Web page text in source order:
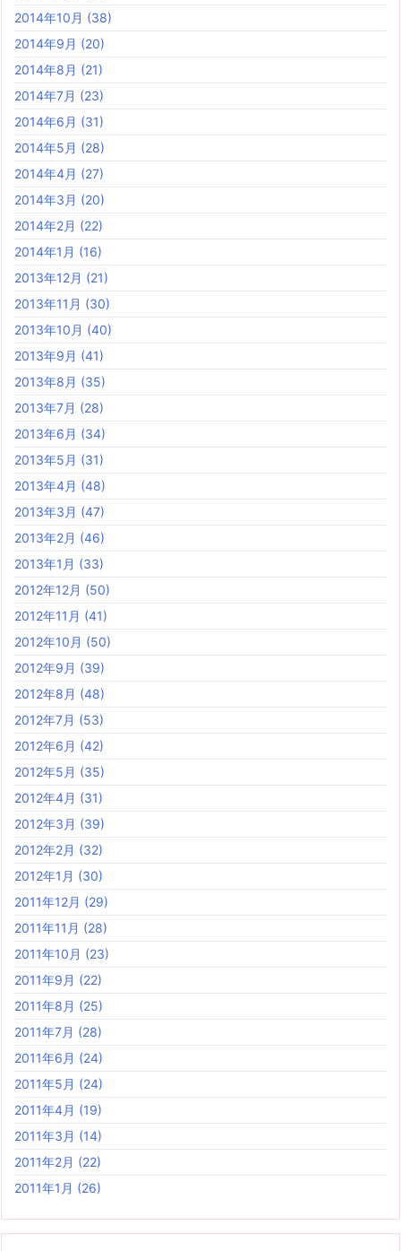
2014年10月 (38)
2014年9月 (20)
2014年8月 (21)
2014年7月 (23)
2014年6月 (31)
2014年5月 (28)
2014年4月 (27)
2014年3月 (20)
2014年2月 (22)
2014年1月 (16)
2013年12月 (21)
2013年11月 (30)
2013年10月 (40)
2013年9月 (41)
2013年8月 (35)
2013年7月 (28)
2013年6月 (34)
2013年5月 (31)
2013年4月 (48)
2013年3月 (47)
2013年2月 (46)
2013年1月 (33)
2012年12月 (50)
2012年11月 (41)
2012年10月 (50)
2012年9月 (39)
2012年8月 (48)
2012年7月 (53)
2012年6月 (42)
2012年5月 (35)
2012年4月 (31)
2012年3月 (39)
2012年2月 (32)
2012年1月 (30)
2011年12月 (29)
2011年11月 (28)
2011年10月 (23)
2011年9月 (22)
2011年8月 (25)
2011年7月 (28)
2011年6月 (24)
2011年5月 (24)
2011年4月 (19)
2011年3月 (14)
2011年2月 (22)
2011年1月 (26)